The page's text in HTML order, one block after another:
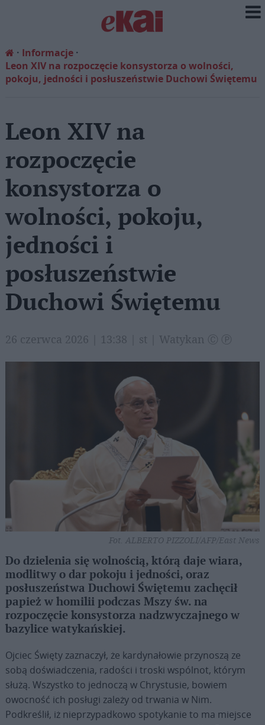
Informacje
Leon XIV na rozpoczęcie konsystorza o wolności,
pokoju, jedności i posłuszeństwie Duchowi Świętemu
Leon XIV na
rozpoczęcie
konsystorza o
wolności, pokoju,
jedności i
posłuszeństwie
Duchowi Świętemu
26 czerwca 2026 | 13:38 | st | Watykan Ⓒ Ⓟ
Fot. ALBERTO PIZZOLI/AFP/East News
Do dzielenia się wolnością, którą daje wiara,
modlitwy o dar pokoju i jedności, oraz
posłuszeństwa Duchowi Świętemu zachęcił
papież w homilii podczas Mszy św. na
rozpoczęcie konsystorza nadzwyczajnego w
bazylice watykańskiej.
Ojciec Święty zaznaczył, że kardynałowie przynoszą ze
sobą doświadczenia, radości i troski wspólnot, którym
służą. Wszystko to jednoczą w Chrystusie, bowiem
owocność ich posługi zależy od trwania w Nim.
Podkreślił, iż nieprzypadkowo spotykanie to ma miejsce